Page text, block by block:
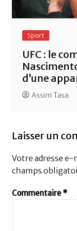
Sport
UFC : le
d’une
Assim Tasa
Laisser un
Votre adresse e-
champs
Commentaire *